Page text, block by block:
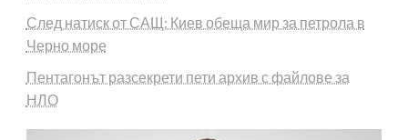
След натиск от САЩ: Киев обеща мир за петрола в
Черно море
Пентагонът разсекрети пети архив с файлове за
НЛО